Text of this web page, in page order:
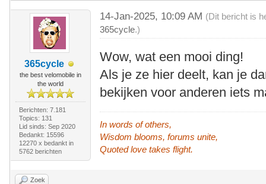
365cycle
the best velomobile in
the world
Berichten: 7.181
Topics: 131
Lid sinds: Sep 2020
Bedankt: 15596
12270 x bedankt in
5762 berichten
14-Jan-2025, 10:09 AM (Dit bericht is
365cycle.)
Wow, wat een mooi ding!
Als je ze hier deelt, kan je
bekijken voor anderen iets
In words of others,
Wisdom blooms, forums unite,
Quoted love takes flight.
Zoek